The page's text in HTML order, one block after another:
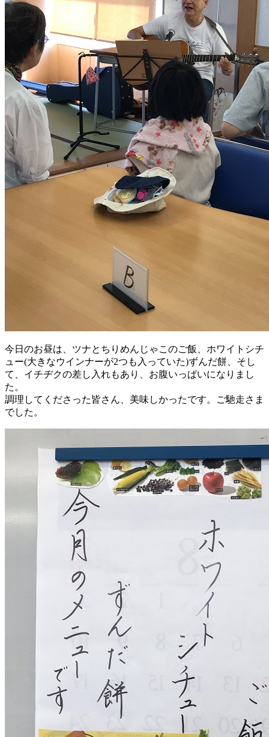
今日のお昼は、ツナとちりめんじゃこのご飯、ホワイトシチ
ュー(大きなウインナーが2つも入っていた)ずんだ餅、そし
て、イチヂクの差し入れもあり、お腹いっぱいになりまし
た。
調理してくださった皆さん、美味しかったです。ご馳走さま
でした。